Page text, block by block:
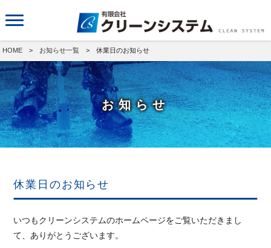
HOME > お知らせ一覧 > 休業日のお知らせ
お知らせ
休業日のお知らせ
いつもクリーンシステムのホームページをご覧いただきまし
て、ありがとうございます。